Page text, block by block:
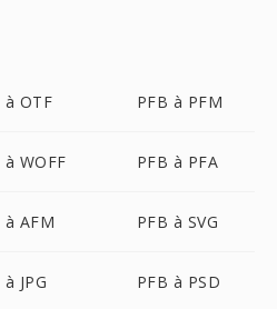
à OTF PFB à PFM
à WOFF PFB à PFA
à AFM PFB à SVG
JPG PFB à PSD